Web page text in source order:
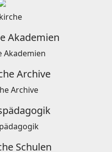
Akademien
Archive